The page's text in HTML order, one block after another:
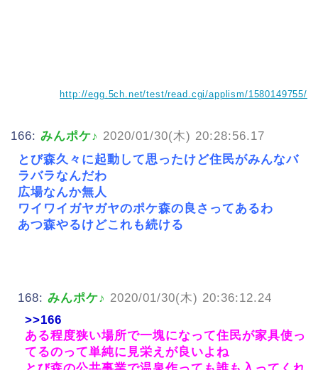
http://egg.5ch.net/test/read.cgi/applism/1580149755/
166: みんポケ♪ 2020/01/30(木) 20:28:56.17
とび森久々に起動して思ったけど住民がみんなバ
ラバラなんだわ
広場なんか無人
ワイワイガヤガヤのポケ森の良さってあるわ
あつ森やるけどこれも続ける
168: みんポケ♪ 2020/01/30(木) 20:36:12.24
>>166
ある程度狭い場所で一塊になって住民が家具使っ
てるのって単純に見栄えが良いよね